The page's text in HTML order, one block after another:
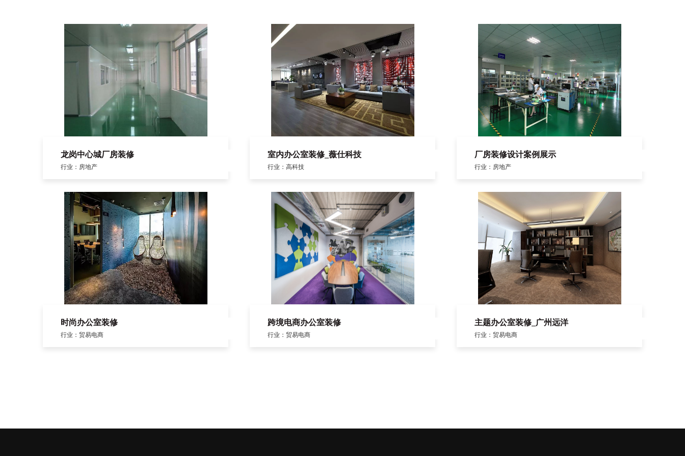
龙岗中心城厂房装修
行业：房地产
室内办公室装修_薇仕科技
行业：高科技
厂房装修设计案例展示
行业：房地产
时尚办公室装修
行业：贸易电商
跨境电商办公室装修
行业：贸易电商
主题办公室装修_广州远洋
行业：贸易电商